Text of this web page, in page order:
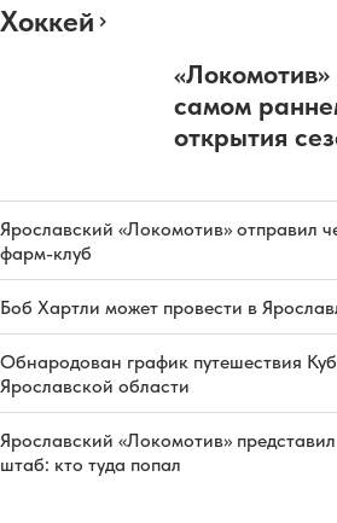
Хоккей
самом
открытия
Ярославский «Локомотив» отправил
фарм-клуб
Боб Хартли может провести в
Обнародован график путешествия
Ярославской области
Ярославский «Локомотив»
штаб: кто туда попал